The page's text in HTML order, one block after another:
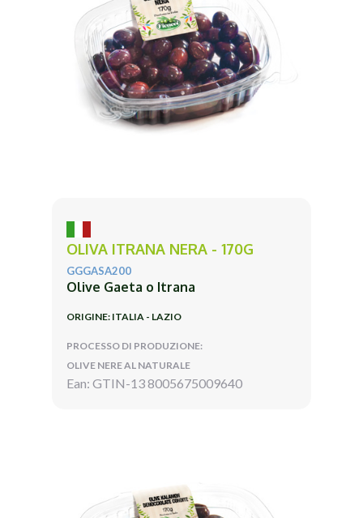
OLIVA ITRANA NERA - 170G
GGGASA200
Olive Gaeta o Itrana
ORIGINE: ITALIA - LAZIO
PROCESSO DI PRODUZIONE:
OLIVE NERE AL NATURALE
Ean: GTIN-13 8005675009640